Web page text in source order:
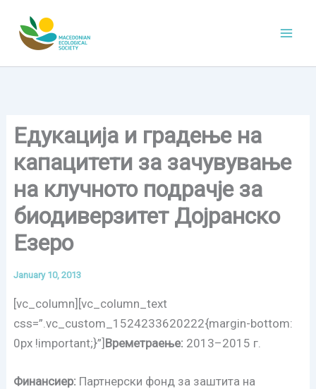
content
Едукација и градење на
капацитети за зачувување
на клучното подрачје за
биодиверзитет Дојранско
Езеро
January 10, 2013
[vc_column][vc_column_text
css=”.vc_custom_1524233620222{margin-bottom:
0px !important;}”] Времетраење: 2013–2015 г.
Финансиер: Партнерски фонд за заштита на